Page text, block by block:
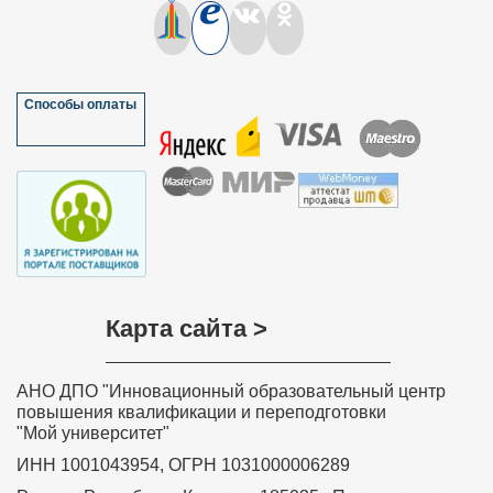
порекомендовала Ваш сайт не только педагогам
колледжа, но и педагогам края, так кА на базе нашего
колледжа проходил Фестиваль педагогических идей.
Мазулёва Ольга Ивановна, учитель
математики МОУ “Петропавловская
основная общеобразовательная школа”
Краснозерского района Новосибирской
области
Хочу выразить слова благодарности всем, кто
умения значимы, актуальны, практически применимы,
необходимы в повседневной преподавательской
Вашем курсе, будет очень полезна в моей
сказать, что все знания и теоретические навыки,
представленные в этом курсе, будут применяться
мной на практике в полном объеме. Я буду рада
принять участие в новых курсах, которые вы будете
Способы оплаты
Карта сайта >
АНО ДПО "Инновационный образовательный центр
повышения квалификации и переподготовки
"Мой университет"
ИНН 1001043954, ОГРН 1031000006289